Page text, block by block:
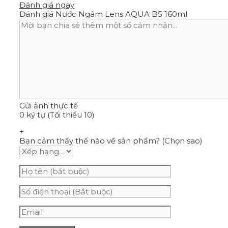
Đánh giá ngay
Đánh giá Nước Ngâm Lens AQUA B5 160ml
Gửi ảnh thực tế
0 ký tự (Tối thiểu 10)
+
Bạn cảm thấy thế nào về sản phẩm? (Chọn sao)